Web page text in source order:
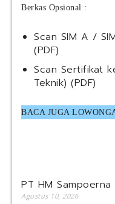
Berkas Opsional :
Scan SIM A /
(PDF)
Scan Sertifikat
Teknik) (PDF)
BACA JUGA
PT HM
Agustus 10, 2026